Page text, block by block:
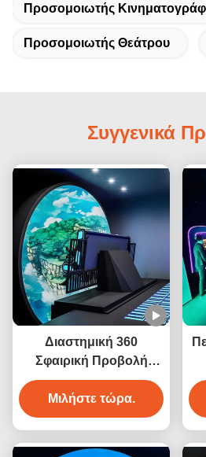
Προσομοιωτής
Προσομοιωτής Θεάτρου
Συγγενικά
Διαστημική 360
Σφαιρική Προβολή
Θέατρο
Κινηματογράφος
Προβολή Κούπα
Μιλήστε τώρα.